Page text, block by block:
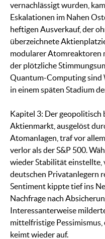
vernachlässigt wurden,
Eskalationen im Nahen
heftigen Ausverkauf, der
überzeichnete
modularer Atomreaktoren
der plötzliche
Quantum-Computing sind
in einem späten Stadium
Kapitel 3: Der geopolitisch
Aktienmarkt, ausgelöst
Atomanlagen, traf vor
verlor als der S&P 500.
wieder Stabilität einstellte,
deutschen Privatanlegern
Sentiment kippte tief ins
Nachfrage nach
Interessanterweise
mittelfristige
keimt wieder auf.